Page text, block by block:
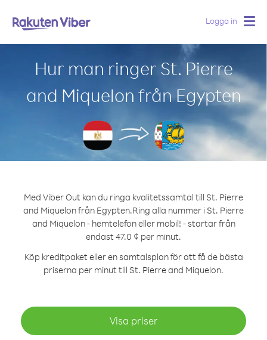
Logga in
Hur man ringer St. Pierre
and Miquelon från Egypten
Med Viber Out kan du ringa kvalitetssamtal till St. Pierre
and Miquelon från Egypten.Ring alla nummer i St. Pierre
and Miquelon - hemtelefon eller mobil! - startar från
endast 47.0 ¢ per minut.
Köp kreditpaket eller en samtalsplan för att få de bästa
priserna per minut till St. Pierre and Miquelon.
Visa priser